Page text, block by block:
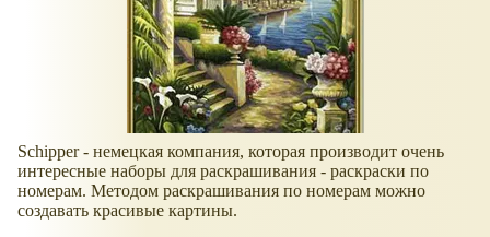
Schipper - немецкая компания, которая производит очень
интересные наборы для раскрашивания - раскраски по
номерам. Методом раскрашивания по номерам можно
создавать красивые картины.